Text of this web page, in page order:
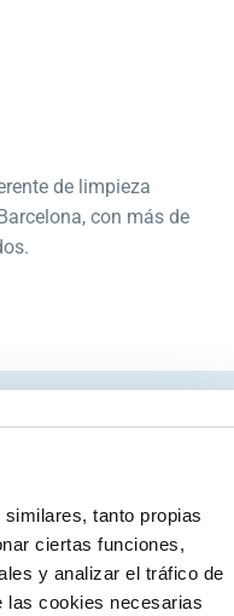
tanto propias
ciertas funciones,
y analizar el tráfico de
las cookies necesarias
de limpieza
con más de